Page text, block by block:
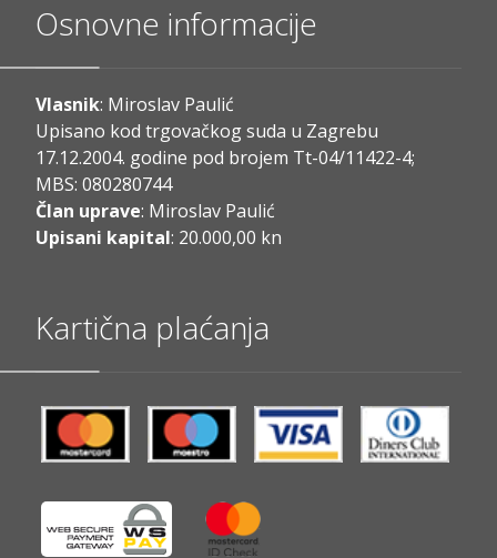
Osnovne informacije
Vlasnik: Miroslav Paulić
Upisano kod trgovačkog suda u Zagrebu
17.12.2004. godine pod brojem Tt-04/11422-4;
MBS: 080280744
Član uprave: Miroslav Paulić
Upisani kapital: 20.000,00 kn
Kartična plaćanja